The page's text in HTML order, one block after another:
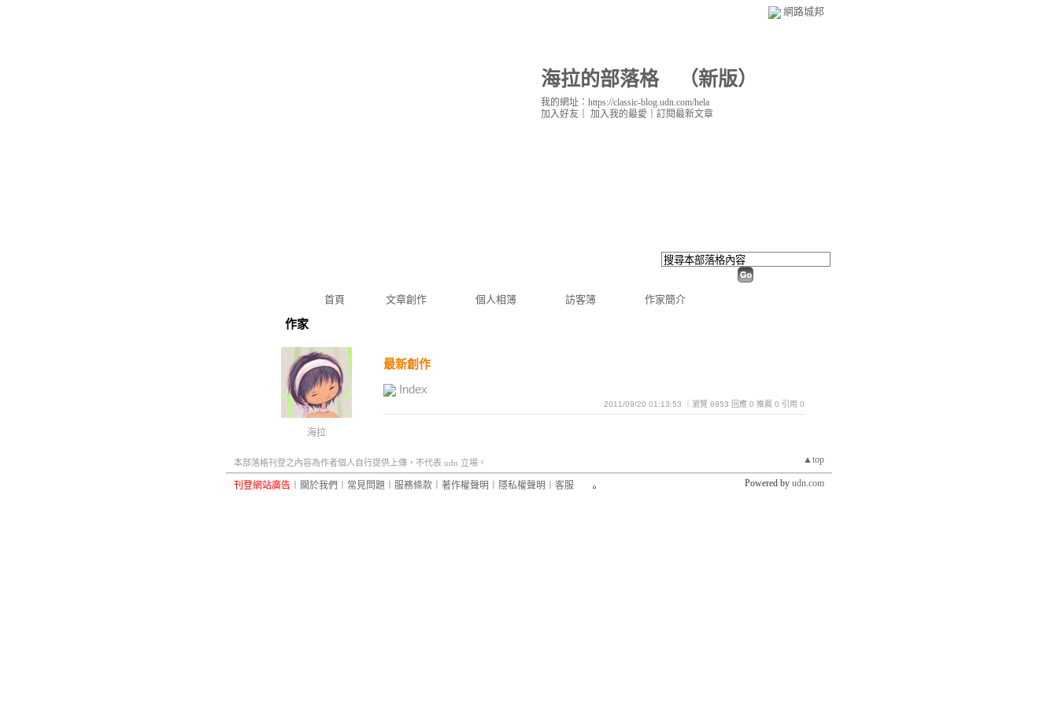
網路城邦
海拉的部落格（新版）
首頁 文章創作 個人相簿 訪客簿 作家簡介
加入好友 加入我的最愛 訂閱最新文章
我的網址：https://classic-blog.udn.com/hela
作家
海拉
最新創作
Index
2011/09/20 01:13:53 ｜瀏覽 6953 回應 0 推薦 0 引用 0
▲top
本部落格刊登之內容為作者個人自行提供上傳，不代表 udn 立場。
刊登網站廣告 關於我們 常見問題 服務條款 著作權聲明 隱私權聲明 客服 Powered by udn.com